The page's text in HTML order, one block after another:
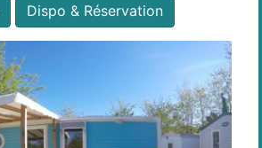
Dispo & Réservation